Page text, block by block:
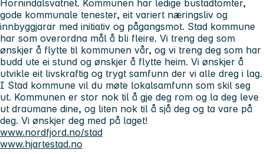
Hornindalsvatnet. Kommunen har ledige bustadtomter,
gode kommunale tenester, eit variert næringsliv og
innbyggjarar med initiativ og pågangsmot. Stad kommune
har som overordna mål å bli fleire. Vi treng deg som
ønskjer å flytte til kommunen vår, og vi treng deg som har
budd ute ei stund og ønskjer å flytte heim. Vi ønskjer å
utvikle eit livskraftig og trygt samfunn der vi alle dreg i lag.
I Stad kommune vil du møte lokalsamfunn som skil seg
ut. Kommunen er stor nok til å gje deg rom og la deg leve
ut draumane dine, og liten nok til å sjå deg og ta vare på
deg. Vi ønskjer deg med på laget!
www.nordfjord.no/stad
www.hjartestad.no